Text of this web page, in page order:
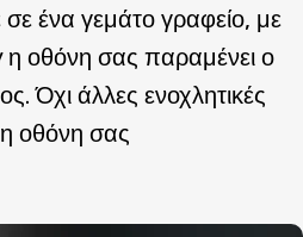
ένα γεμάτο γραφείο, με
οθόνη σας παραμένει ο
Όχι άλλες ενοχλητικές
η οθόνη σας